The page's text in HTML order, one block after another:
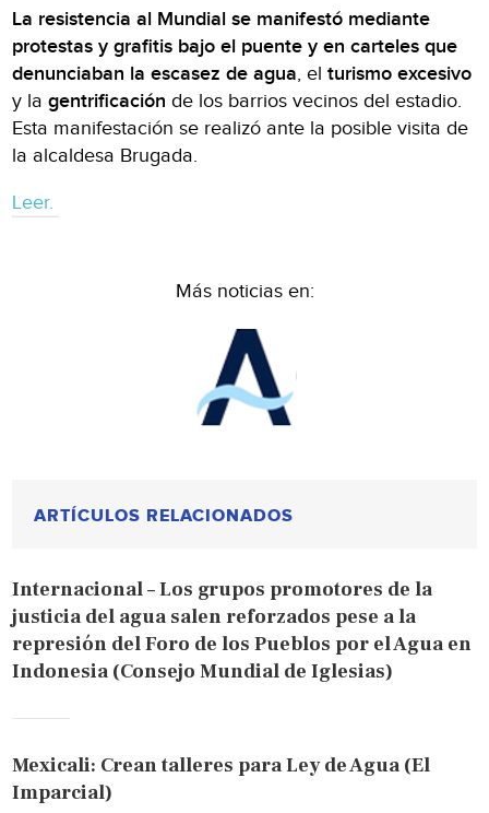
La resistencia al Mundial se manifestó mediante
protestas y grafitis bajo el puente y en carteles que
denunciaban la escasez de agua, elturismo excesivo
y lagentrificación de los barrios vecinos del estadio.
Esta manifestación se realizó ante la posible visita de
la alcaldesa Brugada.
Leer.
Más noticias en:
ARTÍCULOS RELACIONADOS
Internacional – Los grupos promotores de la
justicia del agua salen reforzados pese a la
represión del Foro de los Pueblos por el Agua en
Indonesia (Consejo Mundial de Iglesias)
Mexicali: Crean talleres para Ley de Agua (El
Imparcial)